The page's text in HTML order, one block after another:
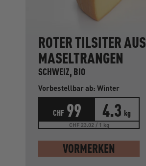
ROTER TILSITER AUS
MASELTRANGEN
SCHWEIZ, BIO
Vorbestellbar ab: Winter
CHF 99 4.3 kg
CHF 23.02 / 1 kg
VORMERKEN